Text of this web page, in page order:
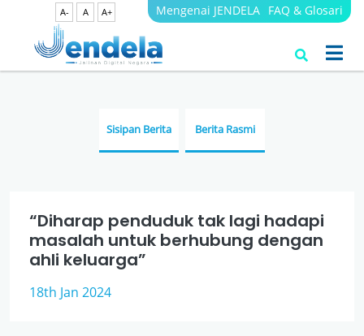
A- A A+ Mengenai JENDELA FAQ & Glosari
Berita
Sisipan Berita Berita Rasmi
“Diharap penduduk tak lagi hadapi
masalah untuk berhubung dengan
ahli keluarga”
18th Jan 2024